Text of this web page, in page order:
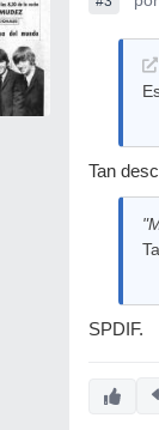
Tan
SPDIF.